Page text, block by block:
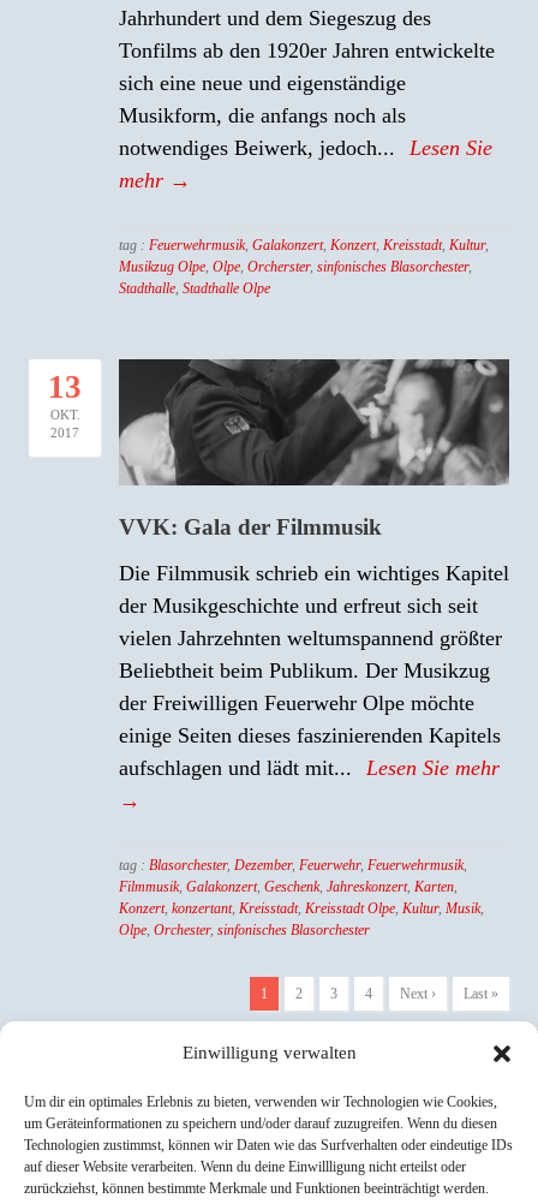
Einwilligung verwalten
Um dir ein optimales Erlebnis zu bieten, verwenden wir Technologien wie Cookies,
um Geräteinformationen zu speichern und/oder darauf zuzugreifen. Wenn du diesen
Technologien zustimmst, können wir Daten wie das Surfverhalten oder eindeutige IDs
auf dieser Website verarbeiten. Wenn du deine Einwillligung nicht erteilst oder
zurückziehst, können bestimmte Merkmale und Funktionen beeinträchtigt werden.
Jahrhundert und dem Siegeszug des
Tonfilms ab den 1920er Jahren entwickelte
sich eine neue und eigenständige
Musikform, die anfangs noch als
notwendiges Beiwerk, jedoch...
Lesen Sie
mehr →
tag : Feuerwehrmusik, Galakonzert, Konzert, Kreisstadt, Kultur,
Musikzug Olpe, Olpe, Orcherster, sinfonisches Blasorchester,
Stadthalle, Stadthalle Olpe
13
OKT.
2017
VVK: Gala der Filmmusik
Die Filmmusik schrieb ein wichtiges Kapitel
der Musikgeschichte und erfreut sich seit
vielen Jahrzehnten weltumspannend größter
Beliebtheit beim Publikum. Der Musikzug
der Freiwilligen Feuerwehr Olpe möchte
einige Seiten dieses faszinierenden Kapitels
aufschlagen und lädt mit...
Lesen Sie mehr
→
tag : Blasorchester, Dezember, Feuerwehr, Feuerwehrmusik,
Filmmusik, Galakonzert, Geschenk, Jahreskonzert, Karten,
Konzert, konzertant, Kreisstadt, Kreisstadt Olpe, Kultur, Musik,
Olpe, Orchester, sinfonisches Blasorchester
1 2 3 4 Next › Last »
YouTube
Instagram
Facebook